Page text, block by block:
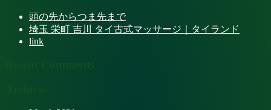
頭の先からつま先まで
埼玉 栄町 吉川 タイ古式マッサージ｜タイランド
link